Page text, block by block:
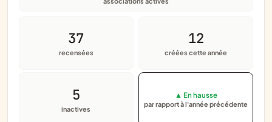
37
recensées
12
créées cette année
5
inactives
▲ En hausse
par rapport à l'année précédente